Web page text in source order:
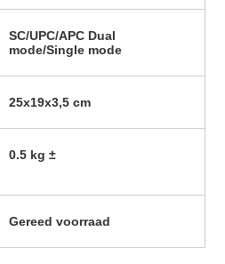
SC/UPC/APC Dual
mode/Single mode
25x19x3,5 cm
0.5 kg ±
Gereed voorraad